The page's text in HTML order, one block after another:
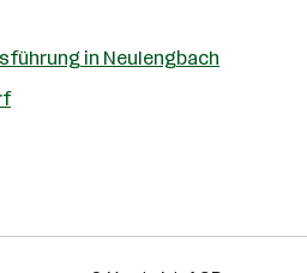
in Neulengbach